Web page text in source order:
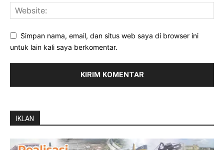
Simpan nama, email, dan situs web saya di browser ini
untuk lain kali saya berkomentar.
IKLAN